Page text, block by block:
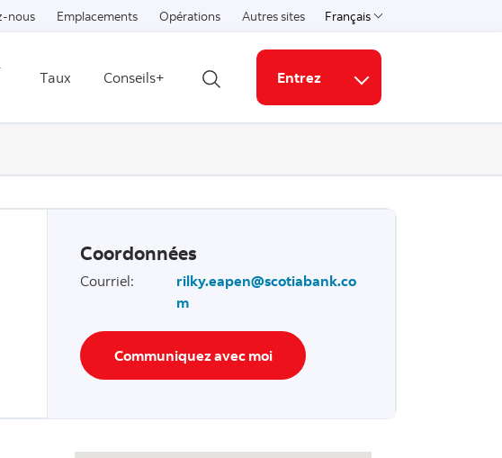
nous Emplacements Opérations Autres sites Français
Select a language
Taux
Conseils+
Ouvrir la recherche
Entrez
Liens connexes
Coordonnées
Courriel:
rilky.eapen@scotiabank.co
m
Communiquez avec moi